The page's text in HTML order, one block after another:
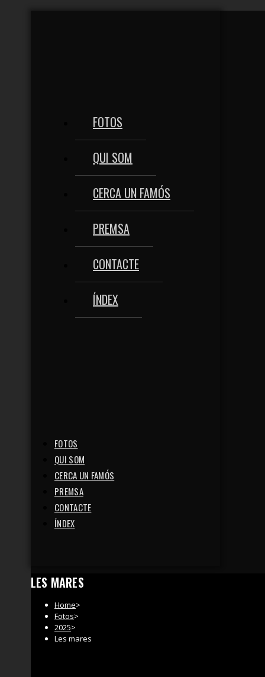
FOTOS
QUI SOM
CERCA UN FAMÓS
PREMSA
CONTACTE
ÍNDEX
FOTOS
QUI SOM
CERCA UN FAMÓS
PREMSA
CONTACTE
ÍNDEX
LES MARES
Home>
Fotos>
2025>
Les mares